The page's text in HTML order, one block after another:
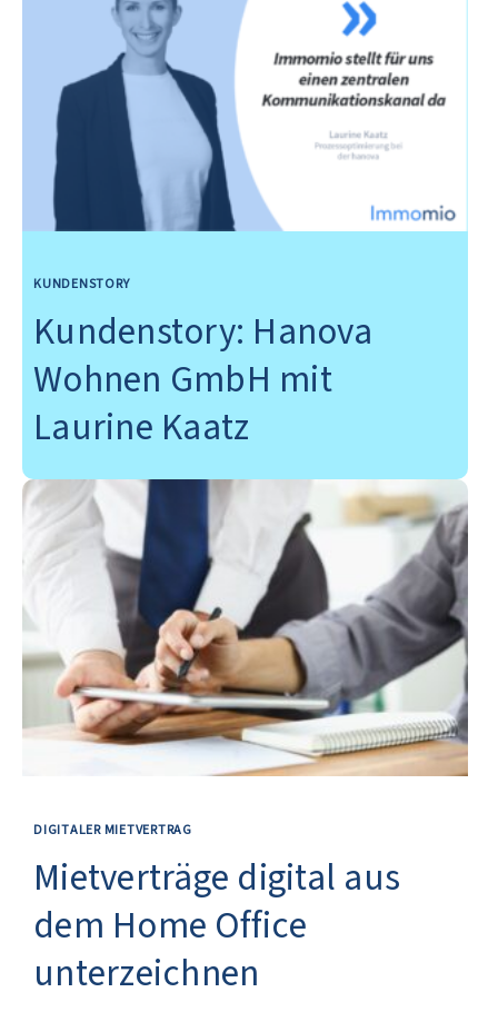
KUNDENSTORY
Kundenstory: Hanova
Wohnen GmbH mit
Laurine Kaatz
DIGITALER MIETVERTRAG
Mietverträge digital aus
dem Home Office
unterzeichnen